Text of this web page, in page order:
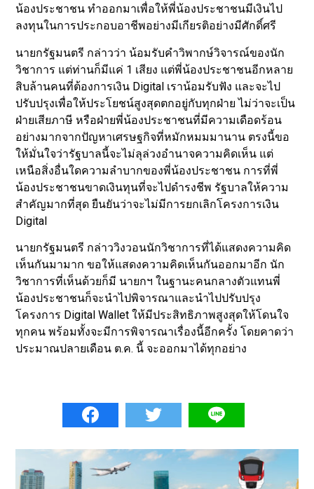
น้องประชาชน ทำออกมาเพื่อให้พี่น้องประชาชนมีเงินไป
ลงทุนในการประกอบอาชีพอย่างมีเกียรติอย่างมีศักดิ์ศรี
นายกรัฐมนตรี กล่าวว่า น้อมรับคำวิพากษ์วิจารณ์ของนัก
วิชาการ แต่ท่านก็มีแค่ 1 เสียง แต่พี่น้องประชาชนอีกหลาย
สิบล้านคนที่ต้องการเงิน Digital เราน้อมรับฟัง และจะไป
ปรับปรุงเพื่อให้ประโยชน์สูงสุดตกอยู่กับทุกฝ่าย ไม่ว่าจะเป็น
ฝ่ายเสียภาษี หรือฝ่ายพี่น้องประชาชนที่มีความเดือดร้อน
อย่างมากจากปัญหาเศรษฐกิจที่หมักหมมมานาน ตรงนี้ขอ
ให้มั่นใจว่ารัฐบาลนี้จะไม่ลุล่วงอำนาจความคิดเห็น แต่
เหนือสิ่งอื่นใดความลำบากของพี่น้องประชาชน การที่พี่
น้องประชาชนขาดเงินทุนที่จะไปดำรงชีพ รัฐบาลให้ความ
สำคัญมากที่สุด ยืนยันว่าจะไม่มีการยกเลิกโครงการเงิน
Digital
นายกรัฐมนตรี กล่าววิงวอนนักวิชาการที่ได้แสดงความคิด
เห็นกันมามาก ขอให้แสดงความคิดเห็นกันออกมาอีก นัก
วิชาการที่เห็นด้วยก็มี นายกฯ ในฐานะคนกลางตัวแทนพี่
น้องประชาชนก็จะนำไปพิจารณาและนำไปปรับปรุง
โครงการ Digital Wallet ให้มีประสิทธิภาพสูงสุดให้โดนใจ
ทุกคน พร้อมทั้งจะมีการพิจารณาเรื่องนี้อีกครั้ง โดยคาดว่า
ประมาณปลายเดือน ต.ค. นี้ จะออกมาได้ทุกอย่าง